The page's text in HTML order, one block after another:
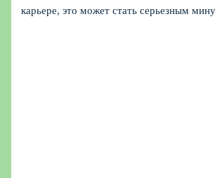
карьере, это может стать серьезным